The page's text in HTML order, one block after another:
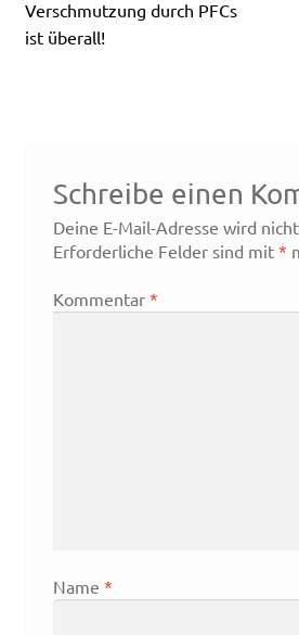
Verschmutzung durch PFCs
ist überall!
Schreibe einen
Deine E-Mail-Adresse wird
Erforderliche Felder sind mit *
Kommentar *
Name *